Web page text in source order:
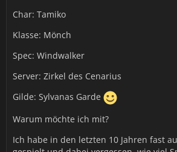
Char: Tamiko
Klasse: Mönch
Spec: Windwalker
Server: Zirkel des Cenarius
Gilde: Sylvanas Garde
Warum möchte ich mit?
Ich habe in den letzten 10 Jahren fast